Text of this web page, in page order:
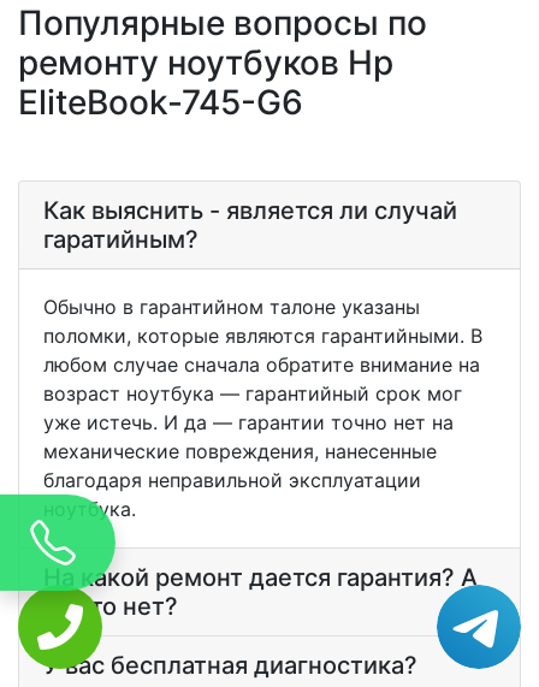
Популярные вопросы по
ремонту ноутбуков Hp
EliteBook-745-G6
Как выяснить - является ли случай
гаратийным?
Обычно в гарантийном талоне указаны
поломки, которые являются гарантийными. В
любом случае сначала обратите внимание на
возраст ноутбука — гарантийный срок мог
уже истечь. И да — гарантии точно нет на
механические повреждения, нанесенные
благодаря неправильной эксплуатации
ноутбука.
На какой ремонт дается гарантия? А
на что нет?
У вас бесплатная диагностика?